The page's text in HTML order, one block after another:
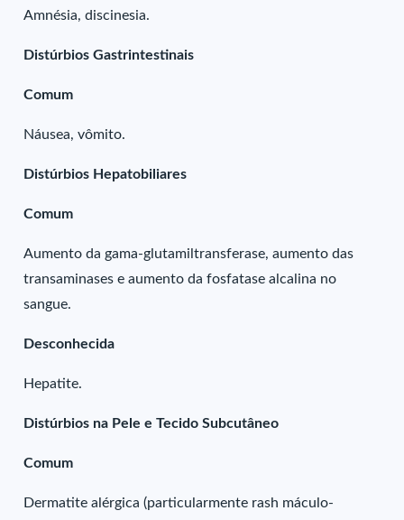
Amnésia, discinesia.
Distúrbios Gastrintestinais
Comum
Náusea, vômito.
Distúrbios Hepatobiliares
Comum
Aumento da gama-glutamiltransferase, aumento das
transaminases e aumento da fosfatase alcalina no
sangue.
Desconhecida
Hepatite.
Distúrbios na Pele e Tecido Subcutâneo
Comum
Dermatite alérgica (particularmente rash máculo-